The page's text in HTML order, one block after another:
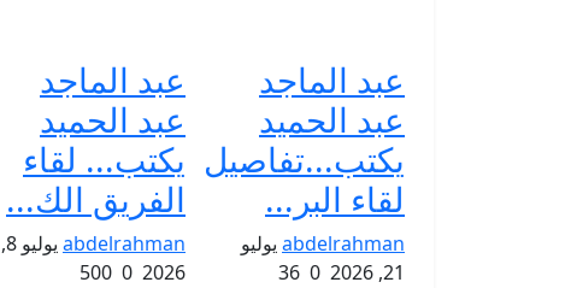
عبد الماجد
عبد الحميد
يكتب...تفاصيل
لقاء البر...
abdelrahman يوليو
21, 2026
عبد الماجد
عبد الحميد
يكتب... لقاء
الفريق الك...
abdelrahman
يوليو 8,
2026